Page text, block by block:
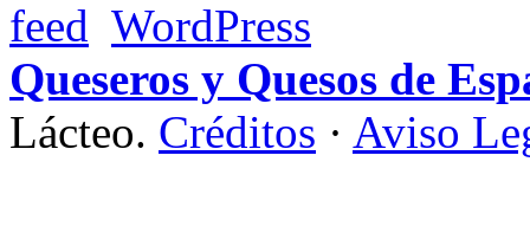
Queseros y Quesos de
Lácteo. Créditos · Aviso